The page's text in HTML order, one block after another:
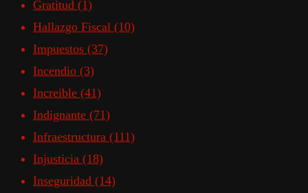
Gratitud (1)
Hallazgo Fiscal (10)
Impuestos (37)
Incendio (3)
Increible (41)
Indignante (71)
Infraestructura (111)
Injusticia (18)
Inseguridad (14)